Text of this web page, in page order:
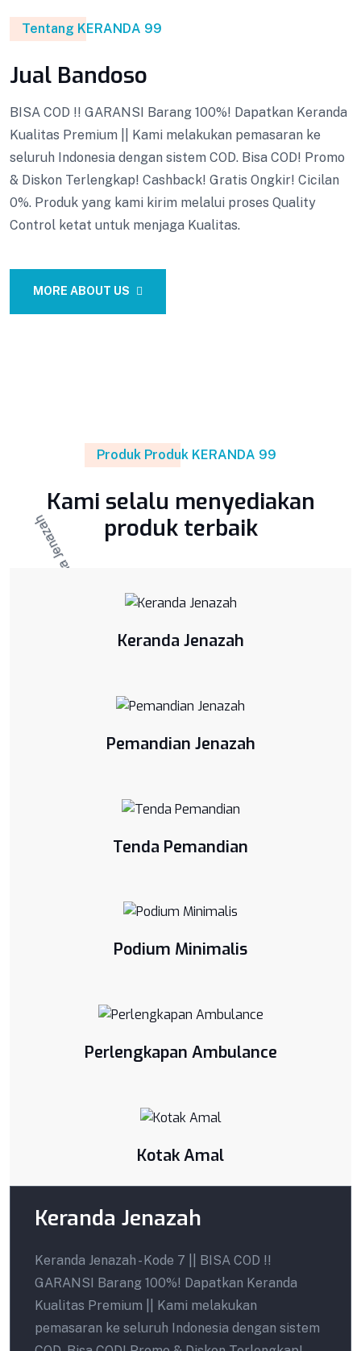
Tentang KERANDA 99
Jual Bandoso
BISA COD !! GARANSI Barang 100%! Dapatkan Keranda
Kualitas Premium || Kami melakukan pemasaran ke
seluruh Indonesia dengan sistem COD. Bisa COD! Promo
& Diskon Terlengkap! Cashback! Gratis Ongkir! Cicilan
0%. Produk yang kami kirim melalui proses Quality
Control ketat untuk menjaga Kualitas.
MORE ABOUT US
Produk Produk KERANDA 99
Kami selalu menyediakan
produk terbaik
Keranda Jenazah
Pemandian Jenazah
Tenda Pemandian
Podium Minimalis
Perlengkapan Ambulance
Kotak Amal
Keranda Jenazah
Keranda Jenazah - Kode 7 || BISA COD !!
GARANSI Barang 100%! Dapatkan Keranda
Kualitas Premium || Kami melakukan
pemasaran ke seluruh Indonesia dengan sistem